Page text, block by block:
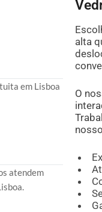
em Lisboa
atendem
alta
O